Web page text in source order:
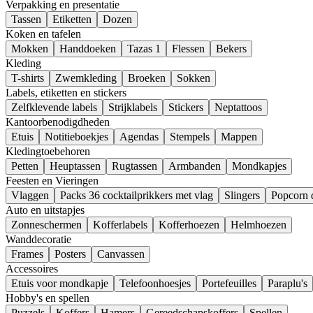
Verpakking en presentatie
Tassen
Etiketten
Dozen
Koken en tafelen
Mokken
Handdoeken Tazas 1 Flessen
Bekers
Kleding
T-shirts
Zwemkleding Broeken
Sokken
Labels, etiketten en stickers
Zelfklevende labels
Strijklabels Stickers
Neptattoos
Kantoorbenodigdheden
Etuis
Notitieboekjes Agendas Stempels
Mappen
Kledingtoebehoren
Petten
Heuptassen Rugtassen Armbanden
Mondkapjes
Feesten en Vieringen
Vlaggen
Packs 36 cocktailprikkers met vlag Slingers Popcorn
Auto en uitstapjes
Zonneschermen
Kofferlabels Kofferhoezen
Helmhoezen
Wanddecoratie
Frames
Posters
Canvassen
Accessoires
Etuis voor mondkapje
Telefoonhoesjes Portefeuilles Paraplu's
Hobby's en spellen